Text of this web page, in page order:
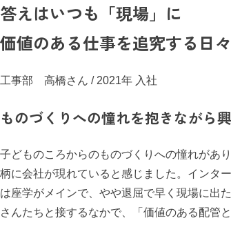
答えはいつも「現場」に
価値のある仕事を追究する日々
工事部 高橋さん / 2021年 入社
ものづくりへの憧れを抱きながら
子どものころからのものづくりへの憧れがあ
柄に会社が現れていると感じました。インタ
は座学がメインで、やや退屈で早く現場に出
さんたちと接するなかで、「価値のある配管